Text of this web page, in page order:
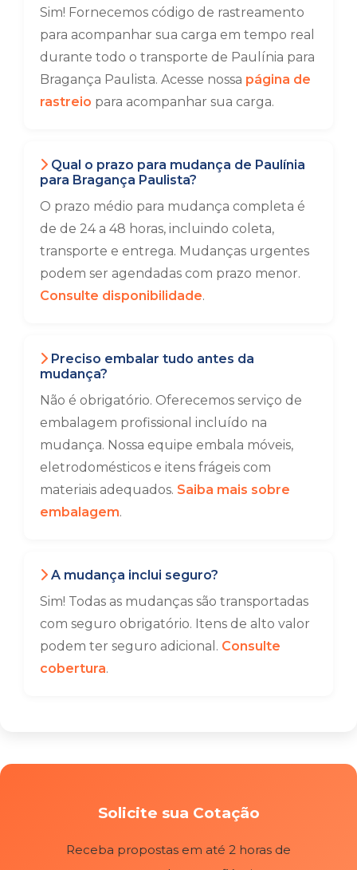
Sim! Fornecemos código de rastreamento
para acompanhar sua carga em tempo real
durante todo o transporte de Paulínia para
Bragança Paulista. Acesse nossa página de
rastreio para acompanhar sua carga.
Qual o prazo para mudança de Paulínia
para Bragança Paulista?
O prazo médio para mudança completa é
de de 24 a 48 horas, incluindo coleta,
transporte e entrega. Mudanças urgentes
podem ser agendadas com prazo menor.
Consulte disponibilidade.
Preciso embalar tudo antes da
mudança?
Não é obrigatório. Oferecemos serviço de
embalagem profissional incluído na
mudança. Nossa equipe embala móveis,
eletrodomésticos e itens frágeis com
materiais adequados. Saiba mais sobre
embalagem.
A mudança inclui seguro?
Sim! Todas as mudanças são transportadas
com seguro obrigatório. Itens de alto valor
podem ter seguro adicional. Consulte
cobertura.
Solicite sua Cotação
Receba propostas em até 2 horas de